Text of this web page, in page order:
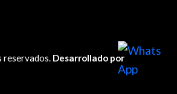
reservados. Desarrollado por